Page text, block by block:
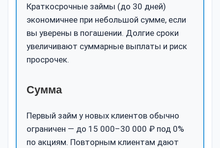
Краткосрочные займы (до 30 дней)
экономичнее при небольшой сумме, если
вы уверены в погашении. Долгие сроки
увеличивают суммарные выплаты и риск
просрочек.
Сумма
Первый займ у новых клиентов обычно
ограничен — до 15 000–30 000 ₽ под 0%
по акциям. Повторным клиентам дают